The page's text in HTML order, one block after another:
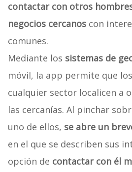
contactar con otros
negocios cercanoscon
comunes.
Mediante los sistemas de
móvil, la app permite que
cualquier sector localicen a
las cercanías. Al pinchar
uno de ellos, se abre un
en el que se describen sus
opción de contactar con él